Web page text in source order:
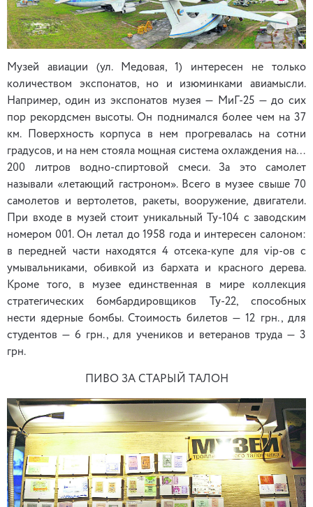
Музей авиации (ул. Медовая, 1) интересен не только
количеством экспонатов, но и изюминками авиамысли.
Например, один из экспонатов музея — МиГ-25 — до сих
пор рекордсмен высоты. Он поднимался более чем на 37
км. Поверхность корпуса в нем прогревалась на сотни
градусов, и на нем стояла мощная система охлаждения на…
200 литров водно-спиртовой смеси. За это самолет
называли «летающий гастроном». Всего в музее свыше 70
самолетов и вертолетов, ракеты, вооружение, двигатели.
При входе в музей стоит уникальный Ту-104 с заводским
номером 001. Он летал до 1958 года и интересен салоном:
в передней части находятся 4 отсека-купе для vip-ов с
умывальниками, обивкой из бархата и красного дерева.
Кроме того, в музее единственная в мире коллекция
стратегических бомбардировщиков Ту-22, способных
нести ядерные бомбы. Стоимость билетов — 12 грн., для
студентов — 6 грн., для учеников и ветеранов труда — 3
грн.
ПИВО ЗА СТАРЫЙ ТАЛОН